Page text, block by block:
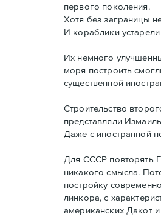
первого поколения.
Хотя без заграницы
И кораблики
Их немного
моря построить
существенной
Строительство
представляли
Даже с иностранной
Для СССР повторять
никакого смысла.
постройку
линкора, с
американских Дакот